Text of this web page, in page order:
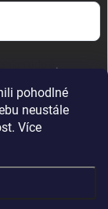
pohodlné
neustále
Více
.